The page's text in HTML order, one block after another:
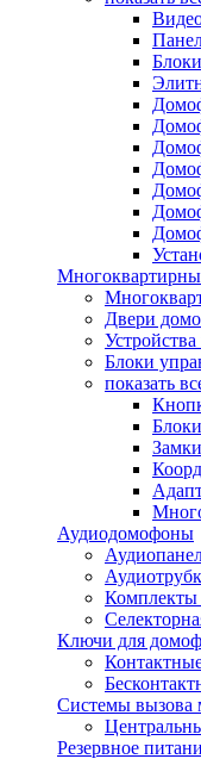
Двери
Блоки
показать
Аудиодомофоны
Комплекты
Ключи для
Системы вызова
Резервное